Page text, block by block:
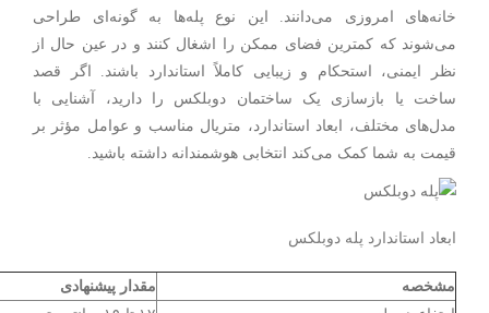
خانه‌های امروزی می‌دانند. این نوع پله‌ها به گونه‌ای طراحی
می‌شوند که کمترین فضای ممکن را اشغال کنند و در عین حال از
نظر ایمنی، استحکام و زیبایی کاملاً استاندارد باشند. اگر قصد
ساخت یا بازسازی یک ساختمان دوبلکس را دارید، آشنایی با
مدل‌های مختلف، ابعاد استاندارد، متریال مناسب و عوامل مؤثر بر
قیمت به شما کمک می‌کند انتخابی هوشمندانه داشته باشید.
ابعاد استاندارد پله دوبلکس
مشخصه
مقدار پیشنهادی